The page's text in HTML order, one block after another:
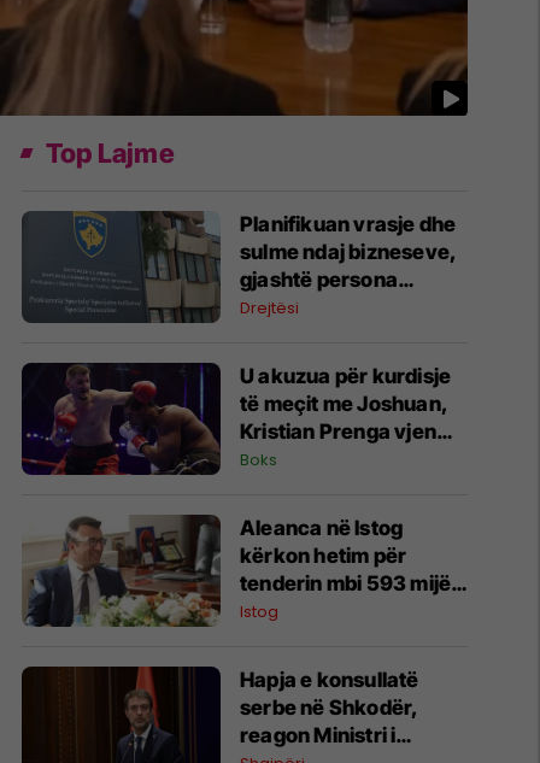
Top Lajme
​Planifikuan vrasje dhe
sulme ndaj bizneseve,
gjashtë persona
përfundojnë nën
Drejtësi
U akuzua për kurdisje
të meçit me Joshuan,
Kristian Prenga vjen
me reagim të ashpër
Boks
Aleanca në Istog
kërkon hetim për
tenderin mbi 593 mijë
euro në Vrellë,
zhdukjen e një
dokumenti
Istog
Hapja e konsullatë
serbe në Shkodër,
reagon Ministri i